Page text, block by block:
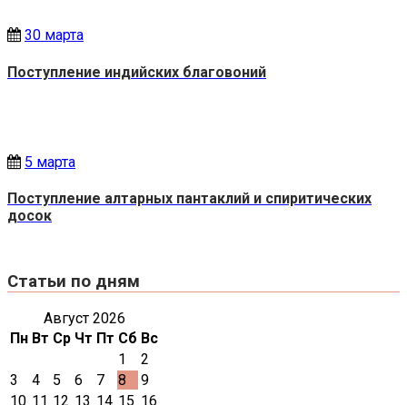
30 марта
Поступление индийских благовоний
5 марта
Поступление алтарных пантаклий и спиритических
досок
Статьи по дням
Август 2026
Пн Вт Ср Чт Пт Сб Вс
1
2
3
4 5 6 7 8
9
10 11 12 13 14 15 16